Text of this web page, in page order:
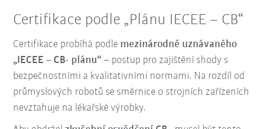
Certifikace podle „Plánu IECEE – CB“
Certifikace probíhá podle mezinárodně uznávaného
„IECEE – CB- plánu“ – postup pro zajištění shody s
bezpečnostními a kvalitativními normami. Na rozdíl od
průmyslových robotů se směrnice o strojních zařízeních
nevztahuje na lékařské výrobky.